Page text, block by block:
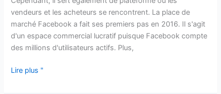
vendeurs et les acheteurs se rencontrent. La place de
marché Facebook a fait ses premiers pas en 2016. Il s'agit
d'un espace commercial lucratif puisque Facebook compte
des millions d'utilisateurs actifs. Plus,
Lire plus "